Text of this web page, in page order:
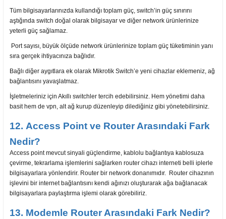
Tüm bilgisayarlarınızda kullandığı toplam güç, switch’in güç sınırını
aştığında switch doğal olarak bilgisayar ve diğer network ürünlerinize
yeterli güç sağlamaz.
Port sayısı, büyük ölçüde network ürünlerinize toplam güç tüketiminin yanı
sıra gerçek ihtiyacınıza bağlıdır.
Bağlı diğer aygıtlara ek olarak Mikrotik Switch’e yeni cihazlar eklemeniz, ağ
bağlantısını yavaşlatmaz.
İşletmeleriniz için Akıllı switchler tercih edebilirsiniz. Hem yönetimi daha
basit hem de vpn, alt ağ kurup düzenleyip dilediğiniz gibi yönetebilirsiniz.
12. Access Point ve Router Arasındaki Fark
Nedir?
Access point mevcut sinyali güçlendirme, kablolu bağlantıya kablosuza
çevirme, tekrarlama işlemlerini sağlarken router cihazı interneti belli iplerle
bilgisayarlara yönlendirir. Router bir network donanımıdır. Router cihazının
işlevini bir internet bağlantısını kendi ağınızı oluşturarak ağa bağlanacak
bilgisayarlara paylaştırma işlemi olarak görebiliriz.
13. Modemle Router Arasındaki Fark Nedir?